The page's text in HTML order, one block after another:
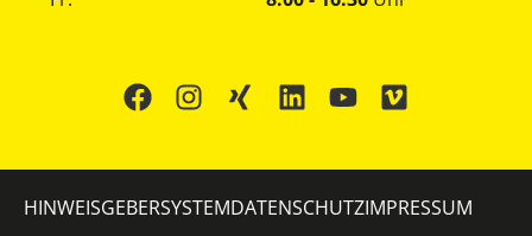
HINWEISGEBERSYSTEMDATENSCHUTZIMPRESSUM